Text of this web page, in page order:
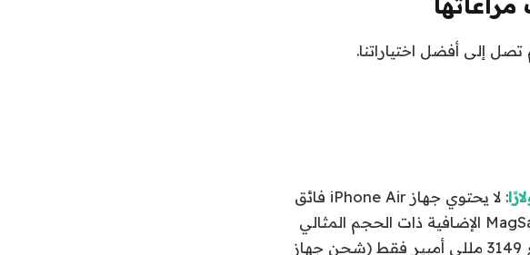
: لا يحتوي جهاز iPhone Air فائق
النعومة على مساحة لبطارية كبيرة، لذا تقدم Apple وظيفة MagSafe الإضافية ذات الحجم المثالي
والقادرة على الشحن لاسلكيًا بقدرة 12 واط. ولكن مع طاقة تبلغ 3149 مللي أمبير فقط (شحن جهاز